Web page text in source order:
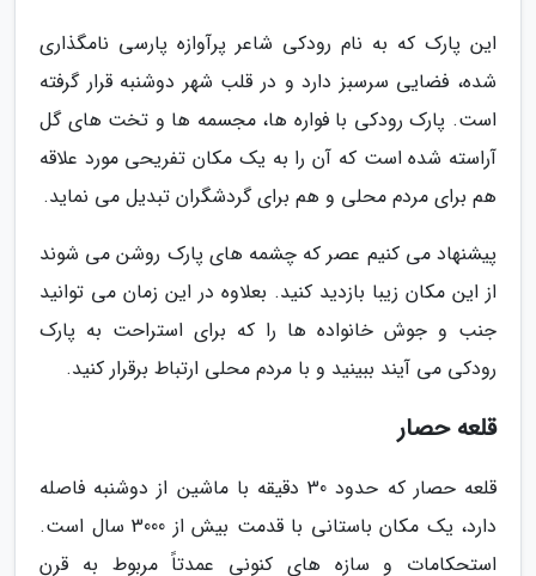
این پارک که به نام رودکی شاعر پرآوازه پارسی نامگذاری
شده، فضایی سرسبز دارد و در قلب شهر دوشنبه قرار گرفته
است. پارک رودکی با فواره ها، مجسمه ها و تخت های گل
آراسته شده است که آن را به یک مکان تفریحی مورد علاقه
هم برای مردم محلی و هم برای گردشگران تبدیل می نماید.
پیشنهاد می کنیم عصر که چشمه های پارک روشن می شوند
از این مکان زیبا بازدید کنید. بعلاوه در این زمان می توانید
جنب و جوش خانواده ها را که برای استراحت به پارک
رودکی می آیند ببینید و با مردم محلی ارتباط برقرار کنید.
قلعه حصار
قلعه حصار که حدود 30 دقیقه با ماشین از دوشنبه فاصله
دارد، یک مکان باستانی با قدمت بیش از 3000 سال است.
استحکامات و سازه های کنونی عمدتاً مربوط به قرن